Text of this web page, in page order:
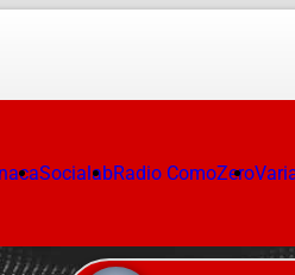
SocialabRadio ComoZero